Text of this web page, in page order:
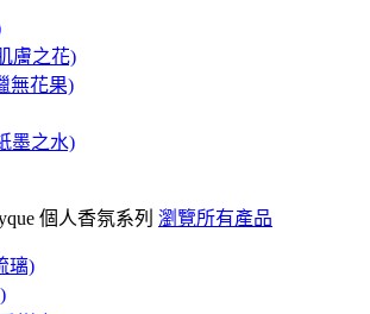
膚之花)
無花果)
墨之水)
個人香氛系列 瀏覽所有產品
璃)